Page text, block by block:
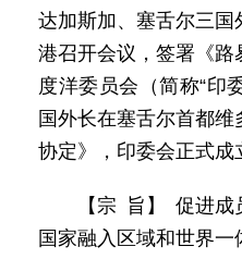
达加斯加、塞舌尔三
港召开会议，签署《
度洋委员会（简称“印
国外长在塞舌尔首都
协定》，印委会正式成
【宗 旨】 促进成
国家融入区域和世界